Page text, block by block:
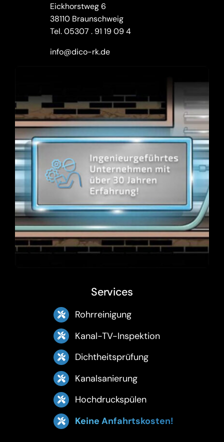
Eickhorstweg 6
38110 Braunschweig
Tel.05307 . 91 19 09 4
info@dico-rk.de
Services
Rohrreinigung
Kanal-TV-Inspektion
Dichtheitsprüfung
Kanalsanierung
Hochdruckspülen
Keine Anfahrtskosten!